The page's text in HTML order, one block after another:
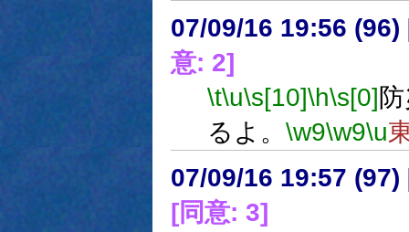
07/09/16 19:56 (96)
意: 2]
\t\u\s[10]\h\s[0]
るよ。 \w9\w9\u
07/09/16 19:57 (97)
[同意: 3]